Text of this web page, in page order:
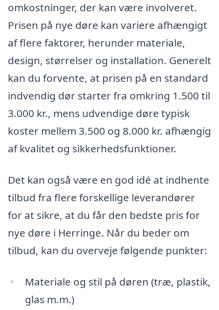
omkostninger, der kan være involveret.
Prisen på nye døre kan variere afhængigt
af flere faktorer, herunder materiale,
design, størrelser og installation. Generelt
kan du forvente, at prisen på en standard
indvendig dør starter fra omkring 1.500 til
3.000 kr., mens udvendige døre typisk
koster mellem 3.500 og 8.000 kr. afhængig
af kvalitet og sikkerhedsfunktioner.
Det kan også være en god idé at indhente
tilbud fra flere forskellige leverandører
for at sikre, at du får den bedste pris for
nye døre i Herringe. Når du beder om
tilbud, kan du overveje følgende punkter:
Materiale og stil på døren (træ, plastik,
glas m.m.)